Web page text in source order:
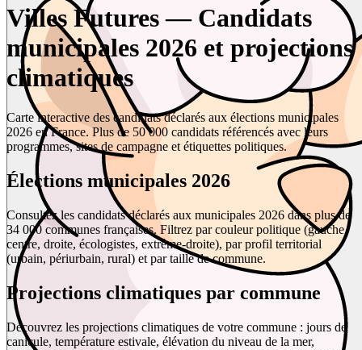
Villes Futures — Candidats
municipales 2026 et projections
climatiques
Carte interactive des candidats déclarés aux élections municipales
2026 en France. Plus de 50 000 candidats référencés avec leurs
programmes, sites de campagne et étiquettes politiques.
Élections municipales 2026
Consultez les candidats déclarés aux municipales 2026 dans plus de
34 000 communes françaises. Filtrez par couleur politique (gauche,
centre, droite, écologistes, extrême-droite), par profil territorial
(urbain, périurbain, rural) et par taille de commune.
Projections climatiques par commune
Découvrez les projections climatiques de votre commune : jours de
canicule, température estivale, élévation du niveau de la mer,